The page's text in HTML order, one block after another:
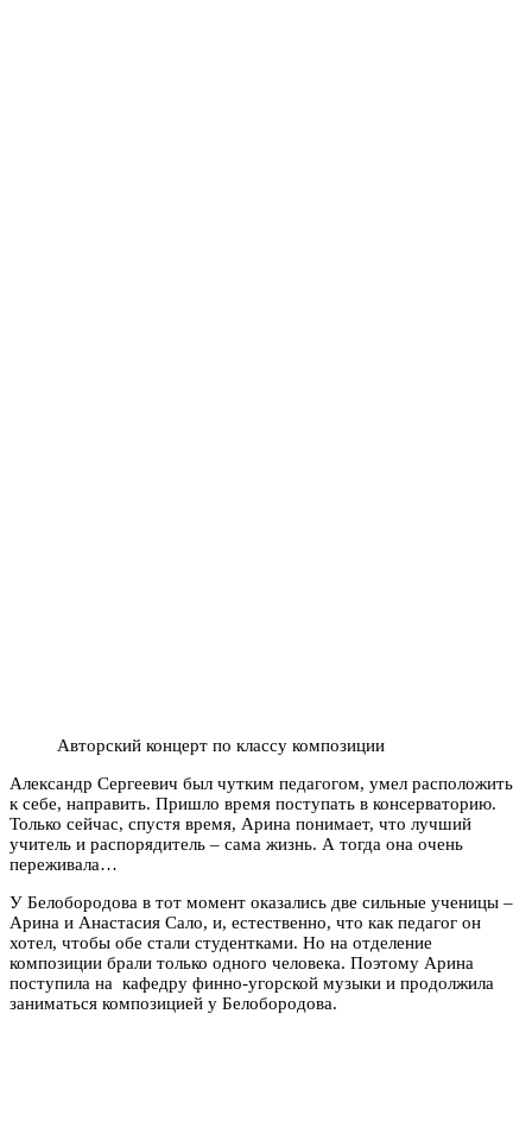
Авторский концерт по классу композиции
Александр Сергеевич был чутким педагогом, умел расположить
к себе, направить. Пришло время поступать в консерваторию.
Только сейчас, спустя время, Арина понимает, что лучший
учитель и распорядитель – сама жизнь. А тогда она очень
переживала…
У Белобородова в тот момент оказались две сильные ученицы –
Арина и Анастасия Сало, и, естественно, что как педагог он
хотел, чтобы обе стали студентками. Но на отделение
композиции брали только одного человека. Поэтому Арина
поступила на кафедру финно-угорской музыки и продолжила
заниматься композицией у Белобородова.